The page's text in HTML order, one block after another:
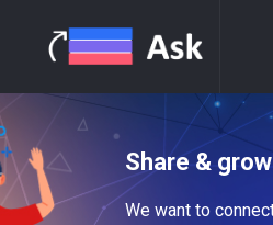
Share &
We want to